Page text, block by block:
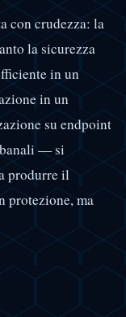
con crudezza: la
la sicurezza
in un
in un
su endpoint
— si
produrre il
protezione, ma